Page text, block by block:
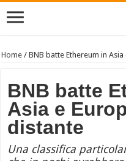
Home /BNB batte Ethereum in
BNB batte
Asia e
distante
Una classifica